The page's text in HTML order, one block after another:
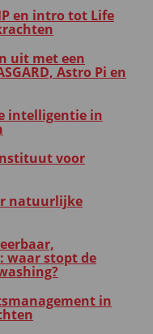
en intro tot Life
uit met een
Astro Pi en
intelligentie in
voor
natuurlijke
waar stopt de
in